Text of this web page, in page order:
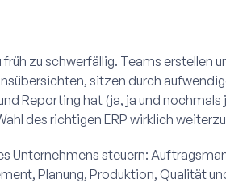
zu schwerfällig. Teams erstellen
sitzen durch
Reporting hat (ja, ja und nochmals
des richtigen ERP wirklich
Unternehmens steuern:
Planung, Produktion, Qualität